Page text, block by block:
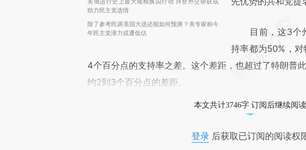
助力民主党选情
除了参考民调美国大选还能如何预测？美专家称今
年民主党潜力或遭低估
目前，这3个州
持率都为50%，
4个百分点的支持率之差。这个差距，也超过了特朗普
约2到3个百分点的差距。
本文共计3746字 订阅后继续阅读
登录后获取已订阅的阅读权